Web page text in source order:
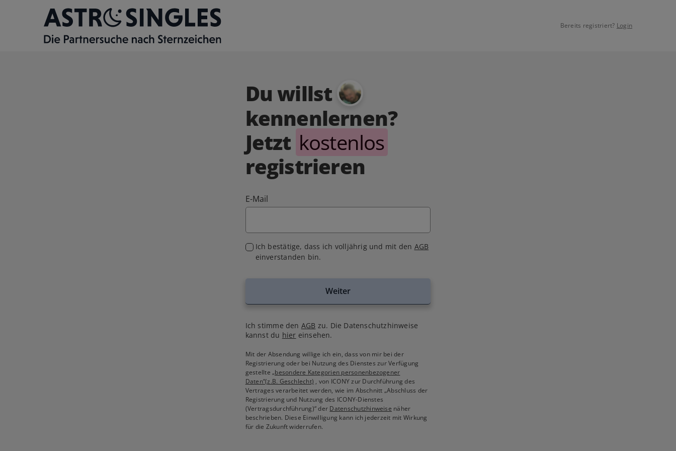
Bereits registriert? Login
Du willst
kennenlernen?
Jetzt kostenlos
registrieren
E-Mail
Ich bestätige, dass ich volljährig und mit den AGB
einverstanden bin.
Weiter
Ich stimme den AGB zu. Die Datenschutzhinweise
kannst du hier einsehen.
Mit der Absendung willige ich ein, dass von mir bei der
Registrierung oder bei Nutzung des Dienstes zur Verfügung
gestellte„besondere Kategorien personenbezogener
Daten“(z.B. Geschlecht) , von ICONY zur Durchführung des
Vertrages verarbeitet werden, wie im Abschnitt „Abschluss der
Registrierung und Nutzung des ICONY-Dienstes
(Vertragsdurchführung)“ der Datenschutzhinweise näher
beschrieben. Diese Einwilligung kann ich jederzeit mit Wirkung
für die Zukunft widerrufen.